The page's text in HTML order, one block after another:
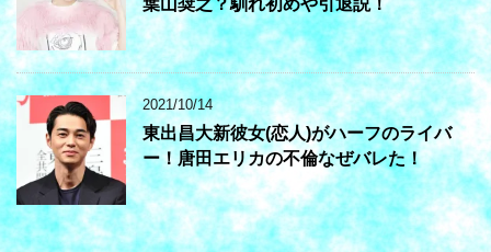
2021/10/14
東出昌大新彼女(恋人)がハーフのライバ
ー！唐田エリカの不倫なぜバレた！